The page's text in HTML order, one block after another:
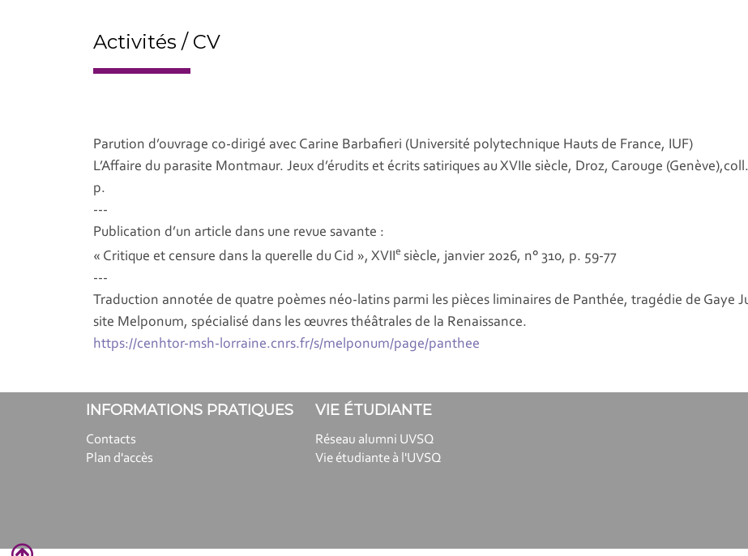
Activités / CV
Parution d’ouvrage co-dirigé avec Carine Barbafieri (Université polytechnique Hauts de France, IUF)
L’Affaire du parasite Montmaur. Jeux d’érudits et écrits satiriques au XVIIe siècle, Droz, Carouge
p.
---
Publication d’un article dans une revue savante :
« Critique et censure dans la querelle du Cid », XVII e siècle, janvier 2026, n° 310, p. 59-77
---
Traduction annotée de quatre poèmes néo-latins parmi les pièces liminaires de Panthée, tragédie de Gaye
site Melponum, spécialisé dans les œuvres théâtrales de la Renaissance.
https://cenhtor-msh-lorraine.cnrs.fr/s/melponum/page/panthee
INFORMATIONS PRATIQUES
Contacts
Plan d'accès
VIE ÉTUDIANTE
Réseau alumni UVSQ
Vie étudiante à l'UVSQ